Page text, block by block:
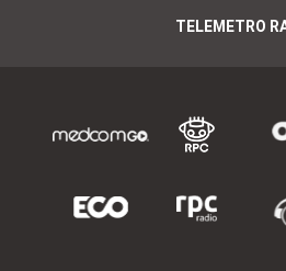
TELEMETRO